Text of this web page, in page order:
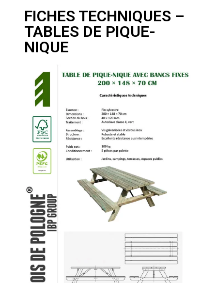
FICHES TECHNIQUES –
TABLES DE PIQUE-
NIQUE